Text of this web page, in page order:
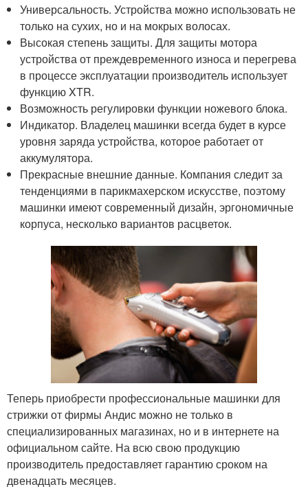
Универсальность. Устройства можно использовать не
только на сухих, но и на мокрых волосах.
Высокая степень защиты. Для защиты мотора
устройства от преждевременного износа и перегрева
в процессе эксплуатации производитель использует
функцию XTR.
Возможность регулировки функции ножевого блока.
Индикатор. Владелец машинки всегда будет в курсе
уровня заряда устройства, которое работает от
аккумулятора.
Прекрасные внешние данные. Компания следит за
тенденциями в парикмахерском искусстве, поэтому
машинки имеют современный дизайн, эргономичные
корпуса, несколько вариантов расцветок.
Теперь приобрести профессиональные машинки для
стрижки от фирмы Андис можно не только в
специализированных магазинах, но и в интернете на
официальном сайте. На всю свою продукцию
производитель предоставляет гарантию сроком на
двенадцать месяцев.